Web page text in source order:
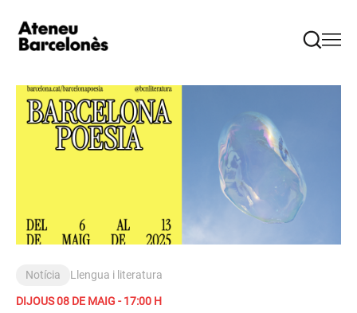
Notícia Llengua i literatura
DIJOUS 08 DE MAIG - 17:00 H